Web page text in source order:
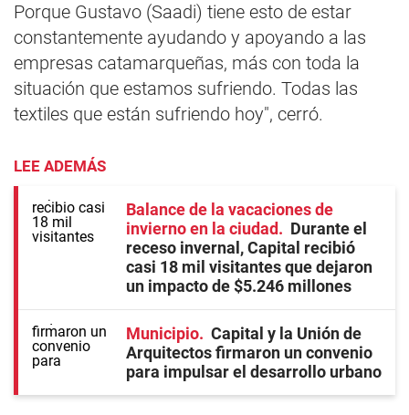
Porque Gustavo (Saadi) tiene esto de estar
constantemente ayudando y apoyando a las
empresas catamarqueñas, más con toda la
situación que estamos sufriendo. Todas las
textiles que están sufriendo hoy", cerró.
LEE ADEMÁS
Balance de la vacaciones de
invierno en la ciudad
Durante el
receso invernal, Capital recibió
casi 18 mil visitantes que dejaron
un impacto de $5.246 millones
Municipio
Capital y la Unión de
Arquitectos firmaron un convenio
para impulsar el desarrollo urbano